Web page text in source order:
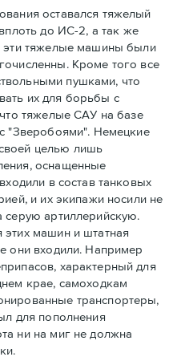
оставался тяжелый
до ИС-2, а так же
эти тяжелые машины были
Кроме того все
пушками, что
их для борьбы с
тяжелые САУ на базе
"Зверобоями". Немецкие
целью лишь
оснащенные
в состав танковых
и их экипажи носили не
серую артиллерийскую.
этих машин и штатная
они входили. Например
характерный для
крае, самоходкам
транспортеры,
для пополнения
ни на миг не должна